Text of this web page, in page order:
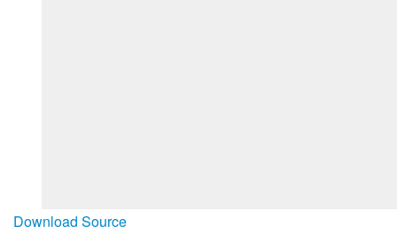
Download Source